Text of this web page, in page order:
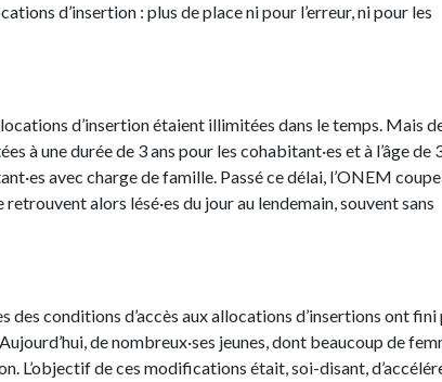
d’insertion : plus de place ni pour l’erreur, ni pour les
d’insertion étaient illimitées dans le temps. Mais
à une durée de 3 ans pour les cohabitant·es et à l’âge de
avec charge de famille. Passé ce délai, l’ONEM
retrouvent alors lésé·es du jour au lendemain, souvent sans
conditions d’accès aux allocations d’insertions ont fini
de nombreux·ses jeunes, dont beaucoup de
L’objectif de ces modifications était, soi-disant,